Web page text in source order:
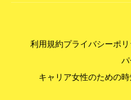
利用規約プライバシーポリ
キャリア女性のための